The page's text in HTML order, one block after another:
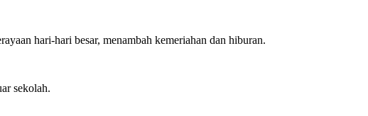
hari-hari besar, menambah kemeriahan dan hiburan.
sekolah.